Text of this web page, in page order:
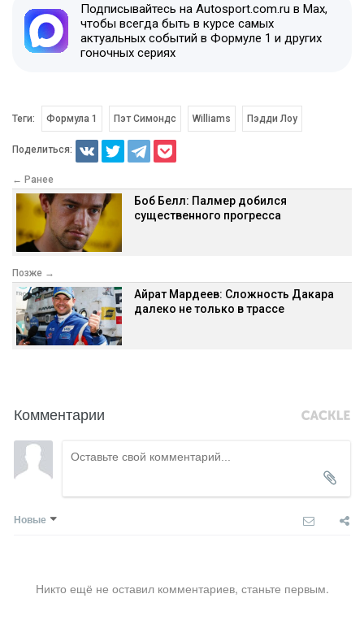
Подписывайтесь на Autosport.com.ru в Max,
чтобы всегда быть в курсе самых
актуальных событий в Формуле 1 и других
гоночных сериях
Теги: Формула 1 Пэт Симондс Williams Пэдди Лоу
Поделиться:
← Ранее
Боб Белл: Палмер добился
существенного прогресса
Позже →
Айрат Мардеев: Сложность Дакара
далеко не только в трассе
Комментарии
Новые
Никто ещё не оставил комментариев, станьте первым.